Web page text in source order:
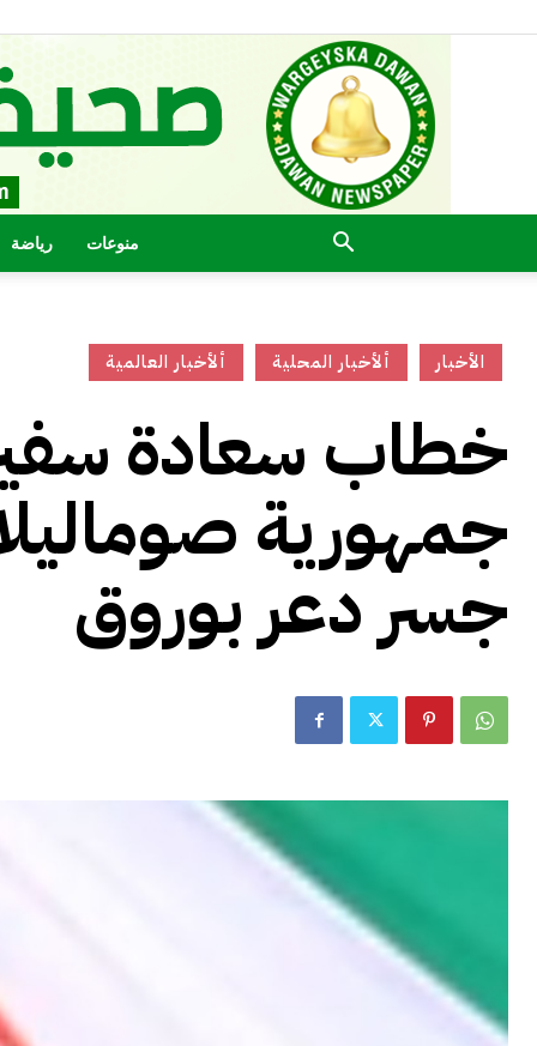
رياضة منوعات
ألأخبار العالمية ألأخبار المحلية الأخبار
خطاب سعادة
جمهورية
جسر دعر بوروق